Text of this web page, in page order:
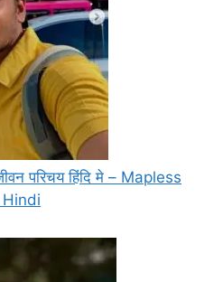
परिचय हिंदि मे – Mapless